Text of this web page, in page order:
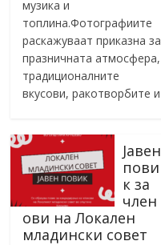
музика и
топлина.Фотографиите
раскажуваат приказна за
празничната атмосфера,
традиционалните
вкусови, ракотворбите и
Јавен
пови
к за
член
ови на Локален
младински совет